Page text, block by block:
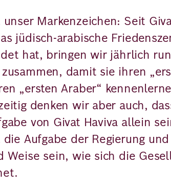
unser Markenzeichen: Seit
jüdisch-arabische
hat, bringen wir jährlich
damit sie ihren
„ersten Araber“
denken wir aber auch,
von Givat Haviva allein
die Aufgabe der Regierung
Weise sein, wie sich die